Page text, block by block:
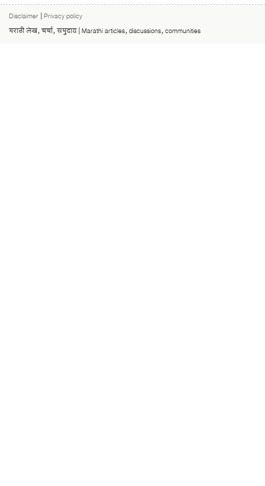
Disclaimer |Privacy policy
मराठी लेख, चर्चा, समुदाय | Marathi articles, discussions, communities